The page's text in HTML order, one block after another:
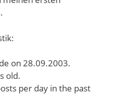
on 28.09.2003.
old.
per day in the past